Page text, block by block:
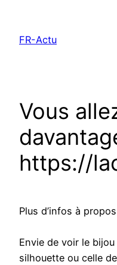
contenu
FR-Actu
Vous
https://
Plus d’infos à
Envie de voir le
silhouette ou celle